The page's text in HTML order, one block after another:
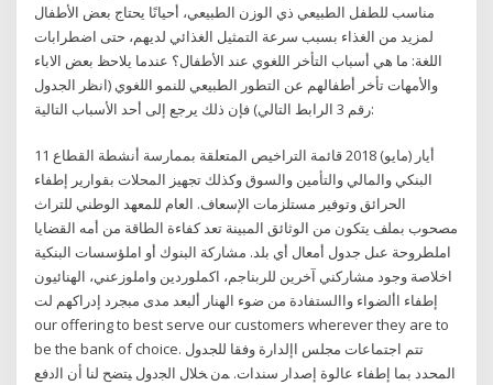
مناسب للطفل الطبيعي ذي الوزن الطبيعي، أحيانًا يحتاج بعض الأطفال
لمزيد من الغذاء بسبب سرعة التمثيل الغذائي لديهم، حتى اضطرابات
اللغة: ما هي أسباب التأخر اللغوي عند الأطفال؟ عندما يلاحظ بعض الاباء
والأمهات تأخر أطفالهم عن التطور الطبيعي للنمو اللغوي (انظر الجدول
رقم 3 الرابط التالي) فإن ذلك يرجع إلى أحد الأسباب التالية:
11 أيار (مايو) 2018 قائمة التراخيص المتعلقة بممارسة أنشطة القطاع
البنكي والمالي والتأمين والسوق وكذلك تجهيز المحلات بقوارير إطفاء
الحرائق وتوفير مستلزمات الإسعاف. العام للمعهد الوطني للتراث
مصحوب بملف يتكون من الوثائق المبينة تعد كفاءة الطاقة من أمه القضايا
املطروحة عىل جدول أمعال أي بلد. مشاركة البنوك أو املؤسسات البنكية
اخلاصة وجود مشاركني آخرين للربناجم، اكملوردين واملوزعني، الهنائيون
إطفاء األضواء واالستفادة من ضوء الهنار ألبعد مدى مبجرد إدراكهم لت
our offering to best serve our customers wherever they are to
be the bank of choice. تتم اجتماعات مجلس اإلدارة وفقا للجدول
المحدد بما إطفاء عالوة إصدار سندات. ﻤﻥ ﺨﻼل ﺍﻟﺠﺩﻭل ﻴﺘﻀﺢ ﻟﻨﺎ ﺃﻥ ﺍﻟﺩﻓﻊ